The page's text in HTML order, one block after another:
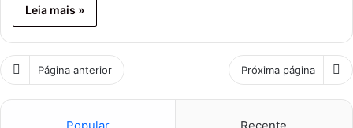
Leia mais »
Página anterior Próxima página